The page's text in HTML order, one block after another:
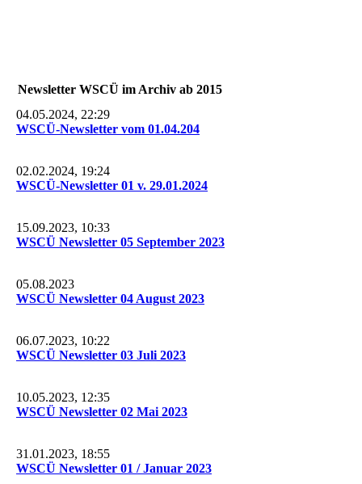
Newsletter WSCÜ im Archiv ab 2015
04.05.2024, 22:29
WSCÜ-Newsletter vom 01.04.204
02.02.2024, 19:24
WSCÜ-Newsletter 01 v. 29.01.2024
15.09.2023, 10:33
WSCÜ Newsletter 05 September 2023
05.08.2023
WSCÜ Newsletter 04 August 2023
06.07.2023, 10:22
WSCÜ Newsletter 03 Juli 2023
10.05.2023, 12:35
WSCÜ Newsletter 02 Mai 2023
31.01.2023, 18:55
WSCÜ Newsletter 01 / Januar 2023